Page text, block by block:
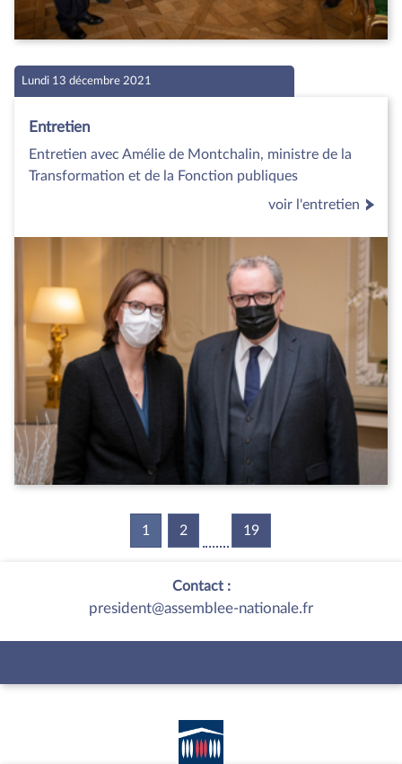
Lundi 13 décembre 2021
Entretien
Entretien avec Amélie de Montchalin, ministre de la
Transformation et de la Fonction publiques
voir l'entretien
1 (current)
2 19
Contact :
president@assemblee-nationale.fr